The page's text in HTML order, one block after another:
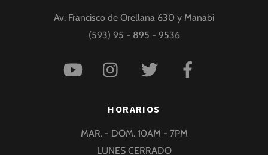
Av. Francisco de Orellana 630 y Manabí
(593) 95 - 895 - 9536
HORARIOS
MAR. - DOM. 10AM - 7PM
LUNES CERRADO